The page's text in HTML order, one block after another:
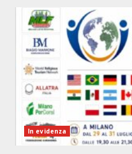
In evidenza